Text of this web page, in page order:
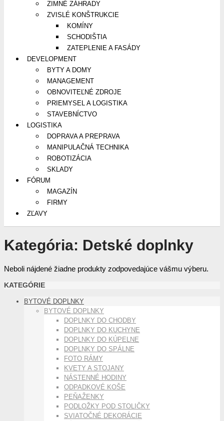
ZIMNÉ ZÁHRADY
ZVISLÉ KONŠTRUKCIE
KOMÍNY
SCHODIŠTIA
ZATEPLENIE A FASÁDY
DEVELOPMENT
BYTY A DOMY
MANAGEMENT
OBNOVITEĽNÉ ZDROJE
PRIEMYSEL A LOGISTIKA
STAVEBNÍCTVO
LOGISTIKA
DOPRAVA A PREPRAVA
MANIPULAČNÁ TECHNIKA
ROBOTIZÁCIA
SKLADY
FÓRUM
MAGAZÍN
FIRMY
ZĽAVY
Kategória: Detské doplnky
Neboli nájdené žiadne produkty zodpovedajúce vášmu výberu.
KATEGÓRIE
BYTOVÉ DOPLNKY
BYTOVÉ DOPLNKY
DOPLNKY DO CHODBY
DOPLNKY DO KUCHYNE
DOPLNKY DO KÚPELNE
DOPLNKY DO SPÁLNE
FOTO RÁMY
KVETY A STOJANY
NÁSTENNÉ HODINY
ODPADKOVÉ KOŠE
PEŇAŽENKY
PODLOŽKY POD STOLIČKY
SVIATOČNÉ DEKORÁCIE